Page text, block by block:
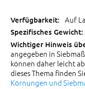
Auf
angegeben in
können daher leicht
dieses Thema finden
Körnungen und